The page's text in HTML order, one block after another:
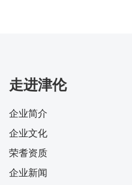
走进津伦
企业简介
企业文化
荣耆资质
企业新闻